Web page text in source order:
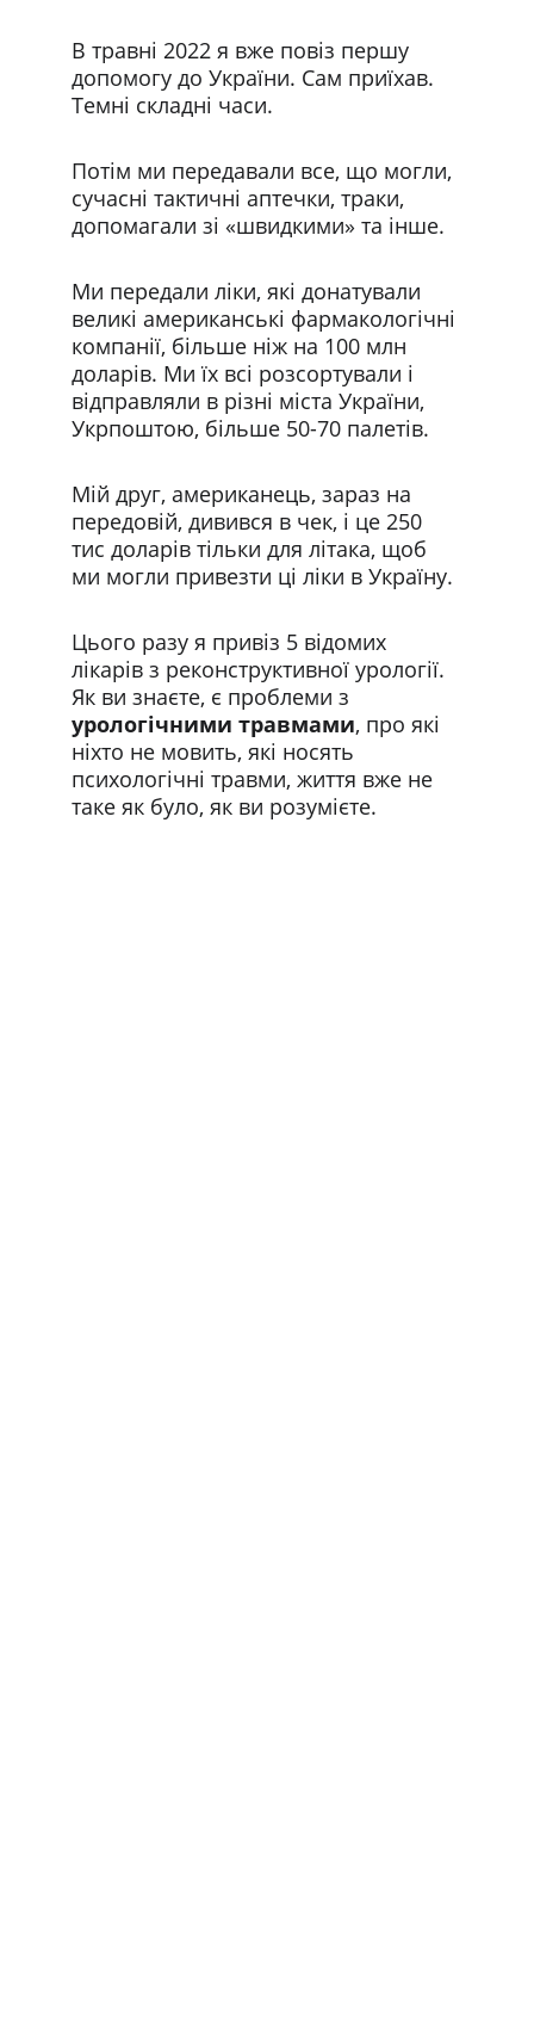
В травні 2022 я вже повіз першу
допомогу до України. Сам приїхав.
Темні складні часи.
Потім ми передавали все, що могли,
сучасні тактичні аптечки, траки,
допомагали зі «швидкими» та інше.
Ми передали ліки, які донатували
великі американські фармакологічні
компанії, більше ніж на 100 млн
доларів. Ми їх всі розсортували і
відправляли в різні міста України,
Укрпоштою, більше 50-70 палетів.
Мій друг, американець, зараз на
передовій, дивився в чек, і це 250
тис доларів тільки для літака, щоб
ми могли привезти ці ліки в Україну.
Цього разу я привіз 5 відомих
лікарів з реконструктивної урології.
Як ви знаєте, є проблеми з
урологічними травмами, про які
ніхто не мовить, які носять
психологічні травми, життя вже не
таке як було, як ви розумієте.